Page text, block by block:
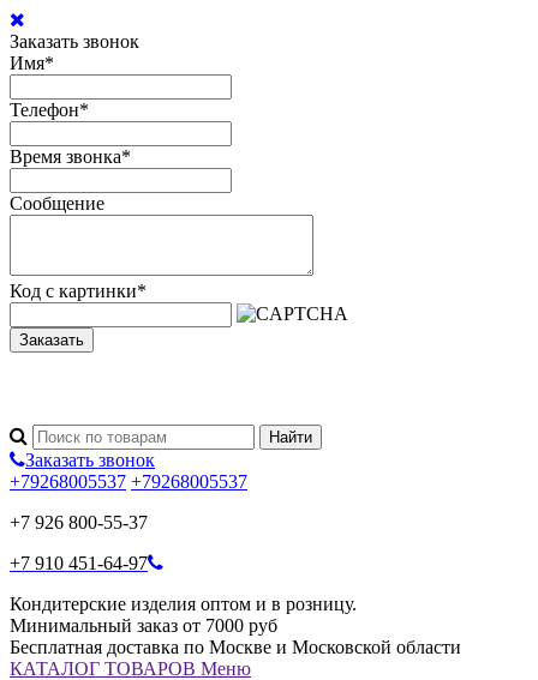
Заказать звонок
Имя*
Телефон*
Время звонка*
Сообщение
Код с картинки*
Заказать
Заказать звонок
+79268005537 +79268005537
+7 926 800-55-37
+7 910 451-64-97
Кондитерские изделия оптом и в розницу.
Минимальный заказ от 7000 руб
Бесплатная доставка по Москве и Московской области
КАТАЛОГ ТОВАРОВ Меню